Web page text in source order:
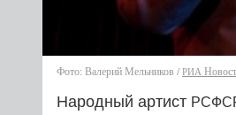
Фото: Валерий Мельников /РИА
Народный артист